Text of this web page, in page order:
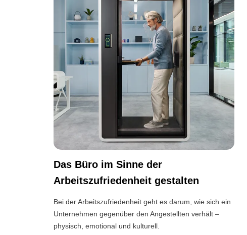
Das Büro im Sinne der
Arbeitszufriedenheit gestalten
Bei der Arbeitszufriedenheit geht es darum, wie sich ein
Unternehmen gegenüber den Angestellten verhält –
physisch, emotional und kulturell.